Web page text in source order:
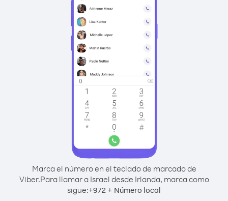
Marca el número en el teclado de marcado de
Viber.Para llamar a Israel desde Irlanda, marca como
sigue:+972 + Número local